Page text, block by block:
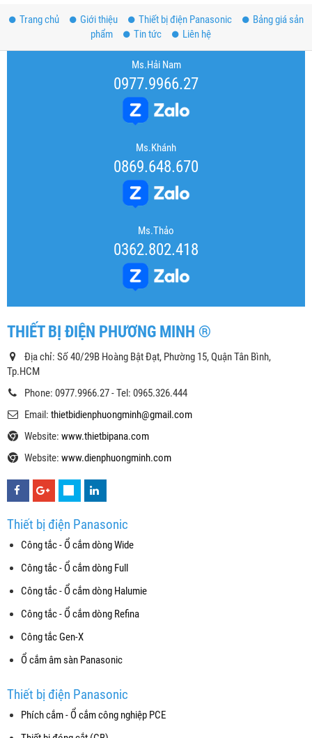
Trang chủ Giới thiệu Thiết bị điện Panasonic
Bảng giá sản
phẩm
Tin tức Liên hệ
Ms.Hải Nam
0977.9966.27
Ms.Khánh
0869.648.670
Ms.Thảo
0362.802.418
THIẾT BỊ ĐIỆN PHƯƠNG MINH ®
Địa chỉ: Số 40/29B Hoàng Bật Đạt, Phường 15, Quận Tân Bình,
Tp.HCM
Phone: 0977.9966.27 - Tel: 0965.326.444
Email: thietbidienphuongminh@gmail.com
Website: www.thietbipana.com
Website: www.dienphuongminh.com
Thiết bị điện Panasonic
Công tắc - Ổ cắm dòng Wide
Công tắc - Ổ cắm dòng Full
Công tắc - Ổ cắm dòng Halumie
Công tắc - Ổ cắm dòng Refina
Công tắc Gen-X
Ổ cắm âm sàn Panasonic
Thiết bị điện Panasonic
Phích cắm - Ổ cắm công nghiệp PCE